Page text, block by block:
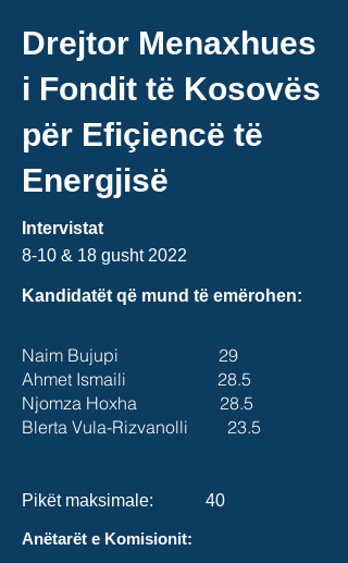
Drejtor Menaxhues
i Fondit të Kosovës
për Efiçiencë të
Energjisë
Intervistat
8-10 & 18 gusht2022
Kandidatët që mund të emërohen:
Naim Bujupi 29
Ahmet Ismaili 28.5
Njomza Hoxha 28.5
Blerta Vula-Rizvanolli 23.5
Pikët maksimale: 40
Anëtarët e Komisionit: